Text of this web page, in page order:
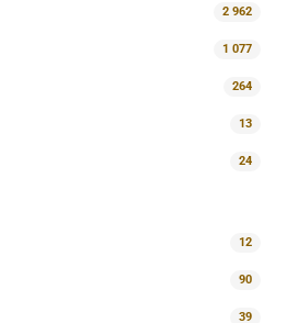
2 962
1 077
264
13
24
12
90
39